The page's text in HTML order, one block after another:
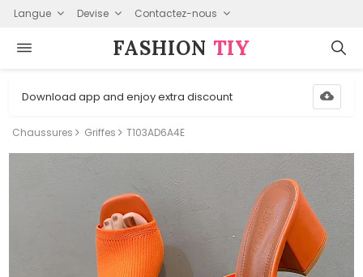
Langue Devise Contactez-nous
FASHION⁠ TIY
Download app and enjoy extra discount
Chaussures Griffes T103AD6A4E